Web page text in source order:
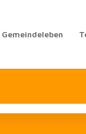
Gemeindeleben